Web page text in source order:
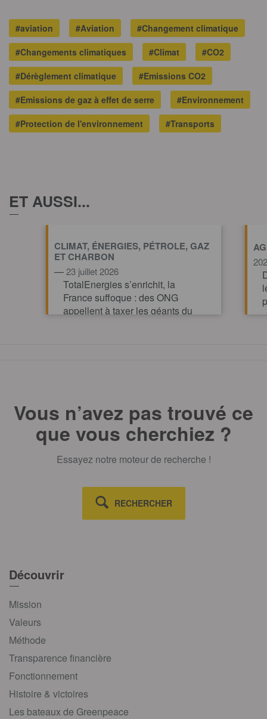
#aviation #Aviation
#Changement climatique
#Changements climatiques
#Climat
#CO2
#Dérèglement climatique
#Emissions CO2
#Emissions de gaz à effet de serre
#Environnement
#Protection de l'environnement
#Transports
ET AUSSI...
CLIMAT, ÉNERGIES, PÉTROLE, GAZ
ET CHARBON
—23 juillet 2026
TotalEnergies s’enrichit, la
France suffoque : des ONG
appellent à taxer les géants du
Vous n’avez pas trouvé ce
que vous cherchiez ?
Essayez notre moteur de recherche !
RECHERCHER
Découvrir
Mission
Valeurs
Méthode
Transparence financière
Fonctionnement
Histoire & victoires
Les bateaux de Greenpeace